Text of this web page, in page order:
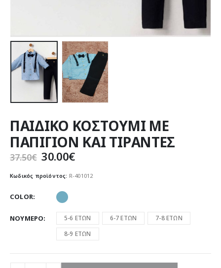
ΠΑΙΔΙΚΟ ΚΟΣΤΟΥΜΙ ΜΕ
ΠΑΠΙΓΙΟΝ ΚΑΙ ΤΙΡΑΝΤΕΣ
37.50€ Original
was:
37.50€.
30.00€Η
τιμή
Κωδικός προϊόντος: R-401012
COLOR
ΝΟΥΜΕΡΟ 5-6 ΕΤΩΝ 6-7 ΕΤΩΝ
7-8 ΕΤΩΝ
8-9 ΕΤΩΝ